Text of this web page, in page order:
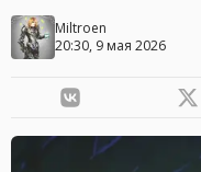
Miltroen
20:30, 9 мая 2026